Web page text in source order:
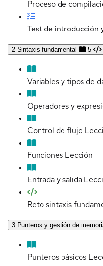
Proceso de
Test de introducción
2 Sintaxis fundamental 5
Variables y tipos de
Operadores y
Control de flujo
Funciones Lección
Entrada y salida
Reto sintaxis
3 Punteros y gestión de
Punteros básicos